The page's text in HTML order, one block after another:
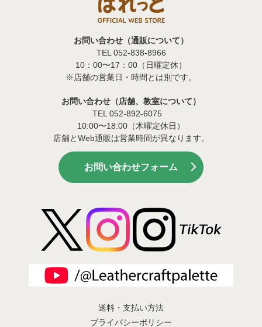
お問い合わせ（通販について）
TEL 052-838-8966
10：00〜17：00（日曜定休）
※店舗の営業日・時間とは別です。
お問い合わせ（店舗、教室について）
TEL 052-892-6075
10:00〜18:00（木曜定休日）
店舗とWeb通販は営業時間が異なります。
お問い合わせフォーム
送料・支払い方法
プライバシーポリシー